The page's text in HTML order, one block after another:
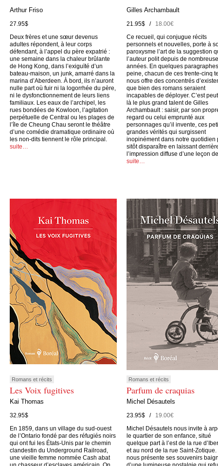
Arthur Friso
27.95$
Deux frères et une sœur devenus
adultes répondent, à leur corps
défendant, à l’appel du père expatrié :
une semaine dans la chaleur brûlante
de Hong Kong, dans l’exiguïté d’un
bateau-maison, un junk, amarré dans la
marina d’Aberdeen. À bord, ils n’auront
nulle part où fuir ni la logorrhée du père,
ni le dysfonctionnement de leurs liens
familiaux. Les eaux de l’archipel, les
rues bondées de Kowloon, l’agitation
perpétuelle de Central ou les plages de
l’île de Cheung Chau seront le théâtre
d’une comédie dramatique ordinaire où
les non-dits tiennent le rôle principal.
suite…
Gilles Archambault
21.95$ /18.00€
Ce recueil, qui conjugue récits
personnels et nouvelles, porte à
paroxysme l’art de la suggestion
l’auteur polit depuis de
années. En quelques
peine, chacun de ces trente-cinq
nous offre des concentrés
que bien des romans seraient
incapables de déployer. C’est
là le plus grand talent de Gilles
Archambault : saisir, par son
regard ou celui emprunté aux
personnages qu’il invente, ces
grandes vérités qui surgissent
inopinément dans notre quotidien
sitôt disparaître en laissant
l’impression diffuse d’une leçon
suite…
Romans et récits
Les Voix fugitives
Kai Thomas
32.95$
En 1859, dans un village du sud-ouest
de l’Ontario fondé par des réfugiés noirs
qui ont fui les États-Unis par le chemin
clandestin du Underground Railroad,
une vieille femme nommée Cash abat
Romans et récits
Parfum de craquias
Michel Désautels
23.95$ /19.00€
Michel Désautels nous invite à
le quartier de son enfance, situé
quelque part à l’est de la rue
et au nord de la rue Saint-Zotique.
nous présente ses souvenirs